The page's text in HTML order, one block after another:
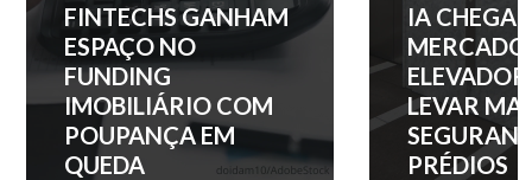
IA CHEGA AO
MERCADO DE
ELEVADORES PARA
LEVAR MAIS
SEGURANÇA AOS
PRÉDIOS
QUANTO
ENTRADA
NOS
BAIRROS
PAULO?